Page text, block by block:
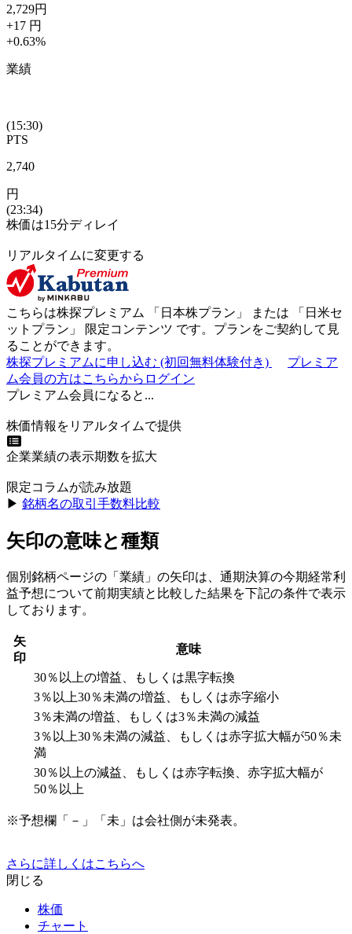
2,729円
+17 円
+0.63%
業績
(15:30)
PTS
2,740
円
(23:34)
株価は15分ディレイ
リアルタイムに変更する
こちらは株探プレミアム 「 日本株プラン 」 または 「 日米セ
ットプラン 」 限定コンテンツ です。プランをご契約して見
ることができます。
株探プレミアムに申し込む (初回無料体験付き)
プレミア
ム会員の方はこちらからログイン
プレミアム会員になると...
株価情報をリアルタイムで提供
企業業績の表示期数を拡大
限定コラムが読み放題
▶︎ 銘柄名の取引手数料比較
矢印の意味と種類
個別銘柄ページの「業績」の矢印は、通期決算の今期経常利
益予想について前期実績と比較した結果を下記の条件で表示
しております。
矢
印
意味
30％以上の増益、もしくは黒字転換
3％以上30％未満の増益、もしくは赤字縮小
3％未満の増益、もしくは3％未満の減益
3％以上30％未満の減益、もしくは赤字拡大幅が50％未
満
30％以上の減益、もしくは赤字転換、赤字拡大幅が
50％以上
※予想欄「－」「未」は会社側が未発表。
さらに詳しくはこちらへ
閉じる
株価
チャート